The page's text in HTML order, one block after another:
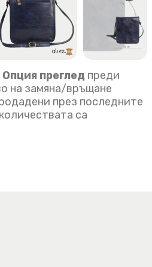
Опция преглед преди
на замяна/връщане
през последните
са